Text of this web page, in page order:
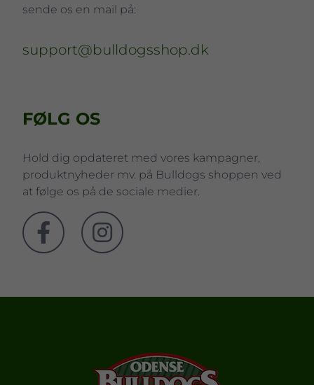
sende os en mail på:
support@bulldogsshop.dk
FØLG OS
Hold dig opdateret med vores kampagner,
produktnyheder mv. på Bulldogs shoppen ved
at følge os på de sociale medier.